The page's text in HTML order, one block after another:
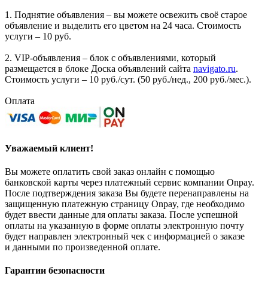
1. Поднятие объявления – вы можете освежить своё старое
объявление и выделить его цветом на 24 часа. Стоимость
услуги – 10 руб.
2. VIP-объявления – блок с объявлениями, который
размещается в блоке Доска объявлений сайта navigato.ru.
Стоимость услуги – 10 руб./сут. (50 руб./нед., 200 руб./мес.).
Оплата
Уважаемый клиент!
Вы можете оплатить свой заказ онлайн с помощью
банковской карты через платежный сервис компании Onpay.
После подтверждения заказа Вы будете перенаправлены на
защищенную платежную страницу Onpay, где необходимо
будет ввести данные для оплаты заказа. После успешной
оплаты на указанную в форме оплаты электронную почту
будет направлен электронный чек с информацией о заказе
и данными по произведенной оплате.
Гарантии безопасности